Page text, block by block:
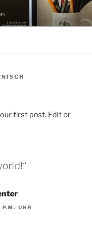
first post. Edit or
UHR